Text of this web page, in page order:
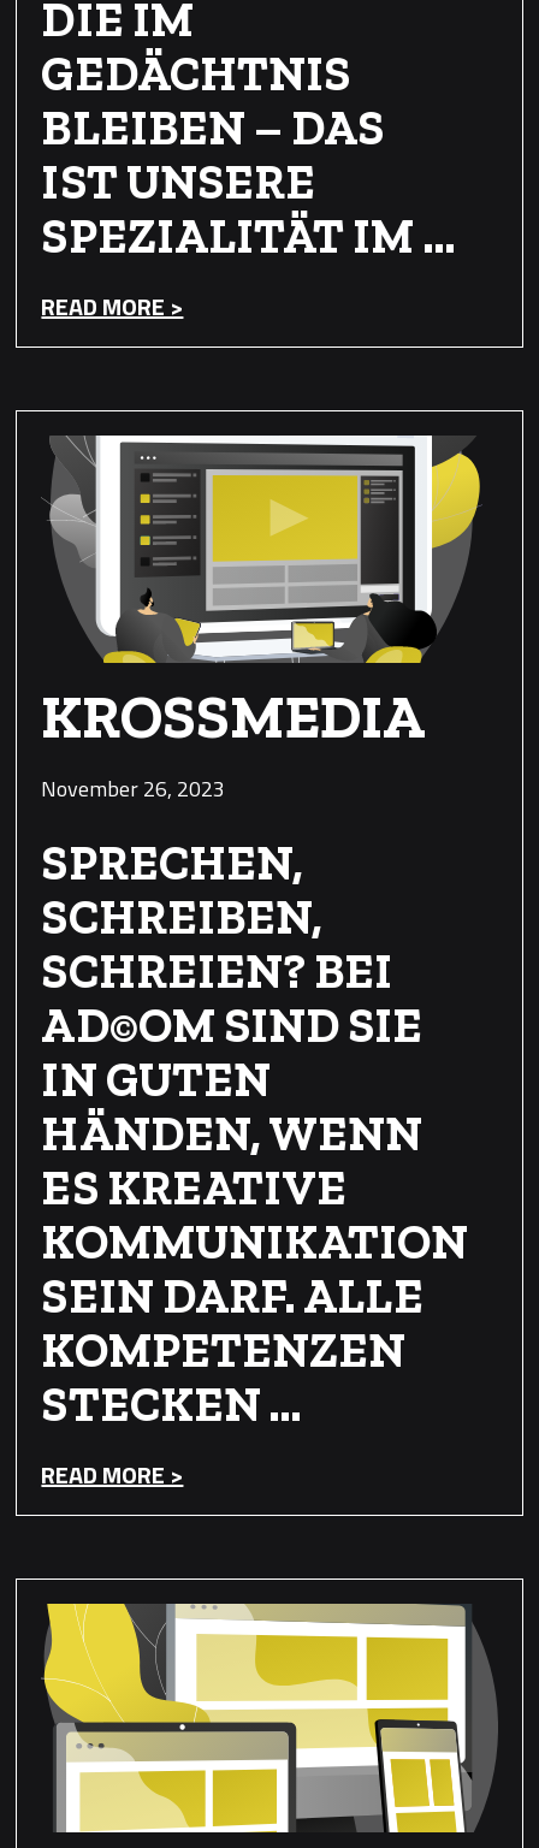
DIE IM
GEDÄCHTNIS
BLEIBEN – DAS
IST UNSERE
SPEZIALITÄT IM …
READ MORE >
KROSSMEDIA
November 26, 2023
SPRECHEN,
SCHREIBEN,
SCHREIEN? BEI
AD©OM SIND SIE
IN GUTEN
HÄNDEN, WENN
ES KREATIVE
KOMMUNIKATION
SEIN DARF. ALLE
KOMPETENZEN
STECKEN …
READ MORE >